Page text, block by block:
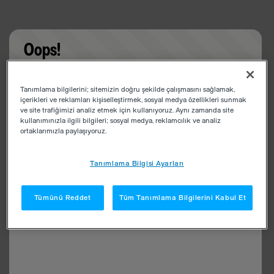
Oops!
app
Tanımlama bilgilerini; sitemizin doğru şekilde çalışmasını sağlamak,
içerikleri ve reklamları kişiselleştirmek, sosyal medya özellikleri sunmak
ve site trafiğimizi analiz etmek için kullanıyoruz. Aynı zamanda site
kullanımınızla ilgili bilgileri; sosyal medya, reklamcılık ve analiz
ortaklarımızla paylaşıyoruz.
Tanımlama Bilgisi Ayarları
Tümünü Reddet Tüm Tanımlama Bilgilerini Kabul Et